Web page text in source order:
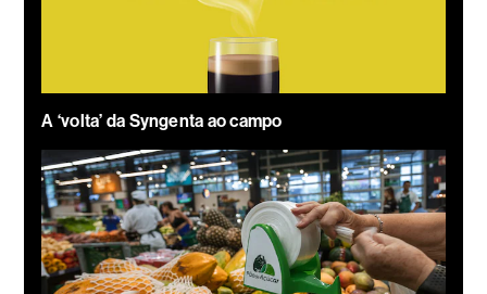
A ‘volta’ da Syngenta ao campo